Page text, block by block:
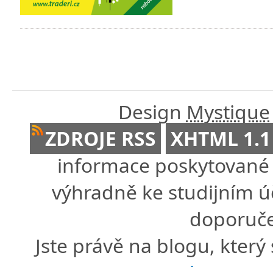
Design Mystique
ZDROJE RSS XHTML 1.1
informace
výhradně ke studijním
Jste právě na blogu,